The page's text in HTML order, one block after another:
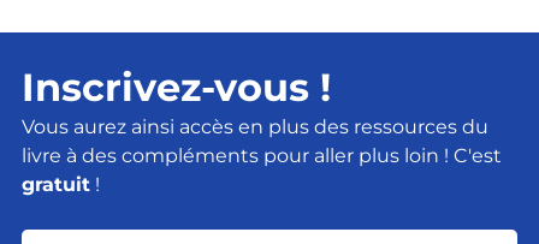
Inscrivez-vous !
Vous aurez ainsi accès en plus des ressources du
livre à des compléments pour aller plus loin ! C'est
gratuit !